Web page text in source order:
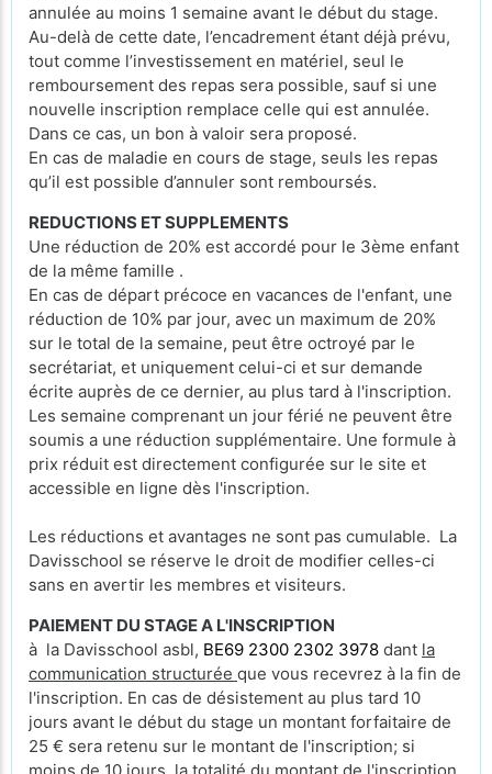
annulée au moins 1 semaine avant le début du stage.
Au-delà de cette date, l’encadrement étant déjà prévu,
tout comme l’investissement en matériel, seul le
remboursement des repas sera possible, sauf si une
nouvelle inscription remplace celle qui est annulée.
Dans ce cas, un bon à valoir sera proposé.
En cas de maladie en cours de stage, seuls les repas
qu’il est possible d’annuler sont remboursés.
REDUCTIONS ET SUPPLEMENTS
Une réduction de 20% est accordé pour le 3ème enfant
de la même famille .
En cas de départ précoce en vacances de l'enfant, une
réduction de 10% par jour, avec un maximum de 20%
sur le total de la semaine, peut être octroyé par le
secrétariat, et uniquement celui-ci et sur demande
écrite auprès de ce dernier, au plus tard à l'inscription.
Les semaine comprenant un jour férié ne peuvent être
soumis a une réduction supplémentaire. Une formule à
prix réduit est directement configurée sur le site et
accessible en ligne dès l'inscription.
Les réductions et avantages ne sont pas cumulable. La
Davisschool se réserve le droit de modifier celles-ci
sans en avertir les membres et visiteurs.
PAIEMENT DU STAGE A L'INSCRIPTION
à la Davisschool asbl, BE69 2300 2302 3978 dant la
communication structurée que vous recevrez à la fin de
l'inscription. En cas de désistement au plus tard 10
jours avant le début du stage un montant forfaitaire de
25 € sera retenu sur le montant de l'inscription; si